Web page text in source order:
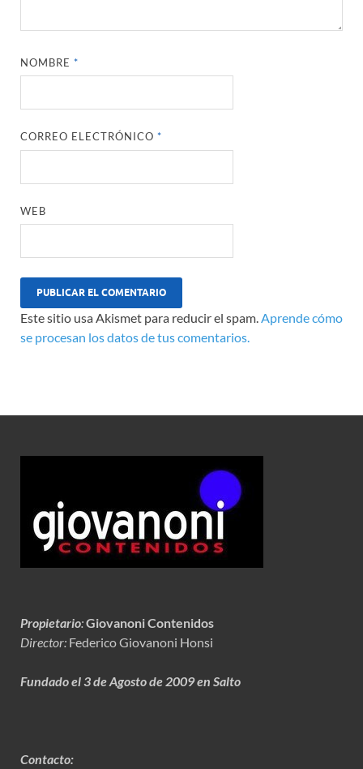
NOMBRE*
CORREO ELECTRÓNICO*
WEB
Este sitio usa Akismet para reducir el spam.Aprende cómo
se procesan los datos de tus comentarios.
Propietario:Giovanoni Contenidos
Director: Federico Giovanoni Honsi
Fundado el 3 de Agosto de 2009 en Salto
Contacto: